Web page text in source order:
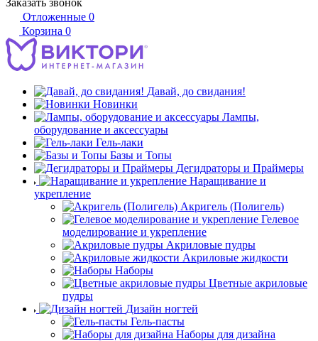
Заказать звонок
Отложенные 0
Корзина 0
Давай, до свидания!
Новинки
Лампы,
оборудование и аксессуары
Гель-лаки
Базы и Топы
Дегидраторы и Праймеры
Наращивание и
укрепление
Акригель (Полигель)
Гелевое
моделирование и укрепление
Акриловые пудры
Акриловые жидкости
Наборы
Цветные акриловые
пудры
Дизайн ногтей
Гель-пасты
Наборы для дизайна